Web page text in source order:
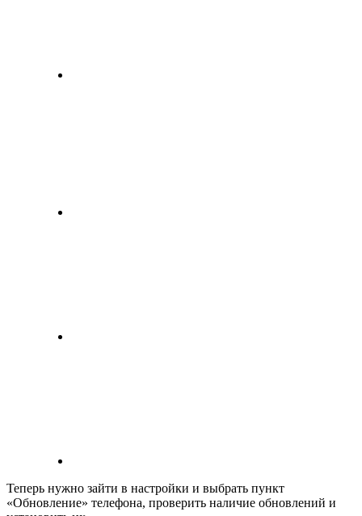
Теперь нужно зайти в настройки и выбрать пункт
«Обновление» телефона, проверить наличие обновлений и